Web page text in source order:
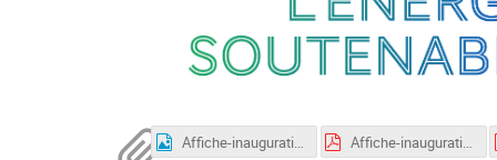
Affiche-inauguration-mosaic-IJCLab-CNRS-V2-0724-4K.jpg Affiche-inauguration-mosaic-IJCLab-CNRS-V2-0724-4K.pdf